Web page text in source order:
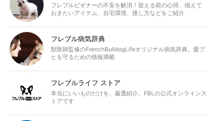
フレブルビギナーの不安を解消！迎える前の心得、揃えて
おきたいアイテム、自宅環境、接し方などをご紹介
フレブル病気辞典
獣医師監修のFrenchBulldogLifeオリジナル病気辞典。愛ブ
ヒを守るための情報満載
フレブルライフ ストア
本当にいいものだけを、厳選紹介。FBLの公式オンラインス
トアです